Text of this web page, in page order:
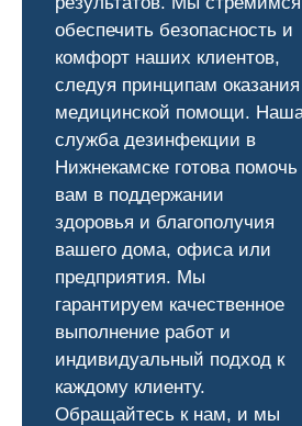
обеспечить безопасность и
комфорт наших клиентов,
следуя принципам оказания
медицинской помощи.
служба дезинфекции в
Нижнекамске готова помочь
вам в поддержании
здоровья и благополучия
вашего дома, офиса или
предприятия. Мы
гарантируем качественное
выполнение работ и
индивидуальный подход к
каждому клиенту.
Обращайтесь к нам, и мы